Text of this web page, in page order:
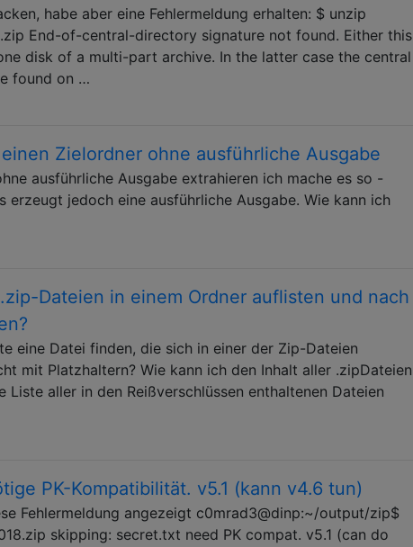
habe aber eine Fehlermeldung erhalten: $ unzip
End-of-central-directory signature not found. Either this
disk of a multi-part archive. In the latter case the central
found on …
Zielordner ohne ausführliche Ausgabe
ausführliche Ausgabe extrahieren ich mache es so -
jedoch eine ausführliche Ausgabe. Wie kann ich
Dateien in einem Ordner auflisten und nach
eine Datei finden, die sich in einer der Zip-Dateien
mit Platzhaltern? Wie kann ich den Inhalt aller .zipDateien
aller in den Reißverschlüssen enthaltenen Dateien
PK-Kompatibilität. v5.1 (kann v4.6 tun)
Fehlermeldung angezeigt c0mrad3@dinp:~/output/zip$
skipping: secret.txt need PK compat. v5.1 (can do